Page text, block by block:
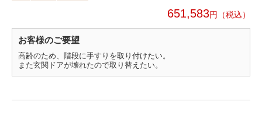
651,583円
お客様のご要望
高齢のため、階段に手すりを取り付けたい。
また玄関ドアが壊れたので取り替えたい。